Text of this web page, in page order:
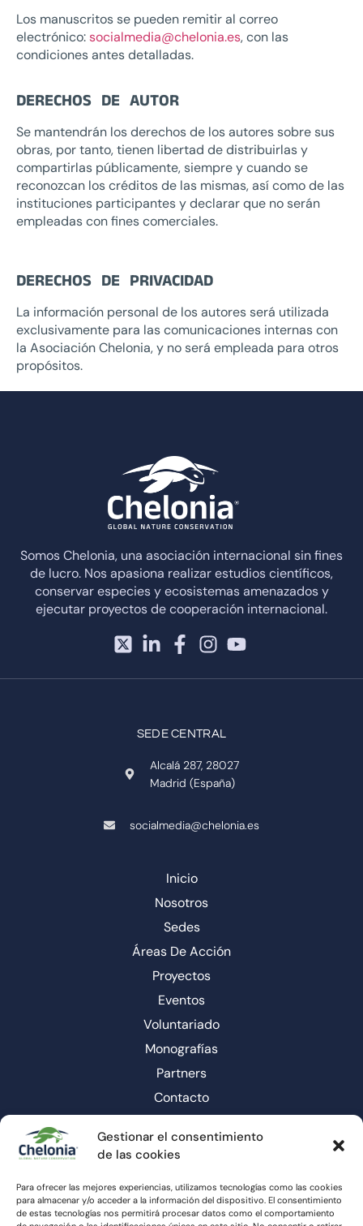
Gestionar el consentimiento
de las cookies
Para ofrecer las mejores experiencias, utilizamos tecnologías como las cookies
para almacenar y/o acceder a la información del dispositivo. El consentimiento
de estas tecnologías nos permitirá procesar datos como el comportamiento
Los manuscritos se pueden remitir al correo
electrónico:socialmedia@chelonia.es, con las
condiciones antes detalladas.
DERECHOS DE AUTOR
Se mantendrán los derechos de los autores sobre sus
obras, por tanto, tienen libertad de distribuirlas y
compartirlas públicamente, siempre y cuando se
reconozcan los créditos de las mismas, así como de las
instituciones participantes y declarar que no serán
empleadas con fines comerciales.
DERECHOS DE PRIVACIDAD
La información personal de los autores será utilizada
exclusivamente para las comunicaciones internas con
la Asociación Chelonia, y no será empleada para otros
propósitos.
Somos Chelonia, una asociación internacional sin fines
de lucro. Nos apasiona realizar estudios científicos,
conservar especies y ecosistemas amenazados y
ejecutar proyectos de cooperación internacional.
SEDE CENTRAL
Alcalá 287, 28027
Madrid (España)
socialmedia@chelonia.es
Inicio
Nosotros
Sedes
Áreas De Acción
Proyectos
Eventos
Voluntariado
Monografías
Partners
Contacto